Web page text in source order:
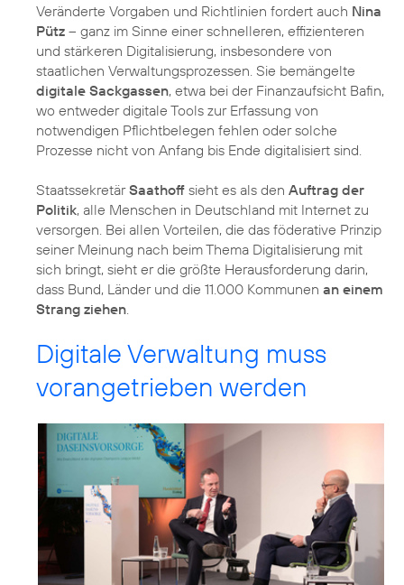
Veränderte Vorgaben und Richtlinien fordert auch Nina
Pütz – ganz im Sinne einer schnelleren, effizienteren
und stärkeren Digitalisierung, insbesondere von
staatlichen Verwaltungsprozessen. Sie bemängelte
digitale Sackgassen, etwa bei der Finanzaufsicht Bafin,
wo entweder digitale Tools zur Erfassung von
notwendigen Pflichtbelegen fehlen oder solche
Prozesse nicht von Anfang bis Ende digitalisiert sind.
StaatssekretärSaathoff sieht es als den Auftrag der
Politik, alle Menschen in Deutschland mit Internet zu
versorgen. Bei allen Vorteilen, die das föderative Prinzip
seiner Meinung nach beim Thema Digitalisierung mit
sich bringt, sieht er die größte Herausforderung darin,
dass Bund, Länder und die 11.000 Kommunen an einem
Strang ziehen.
Digitale Verwaltung muss
vorangetrieben werden